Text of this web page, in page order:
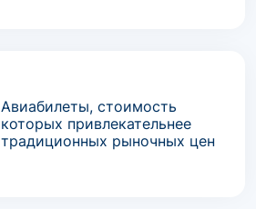
Авиабилеты, стоимость
которых привлекательнее
традиционных рыночных цен